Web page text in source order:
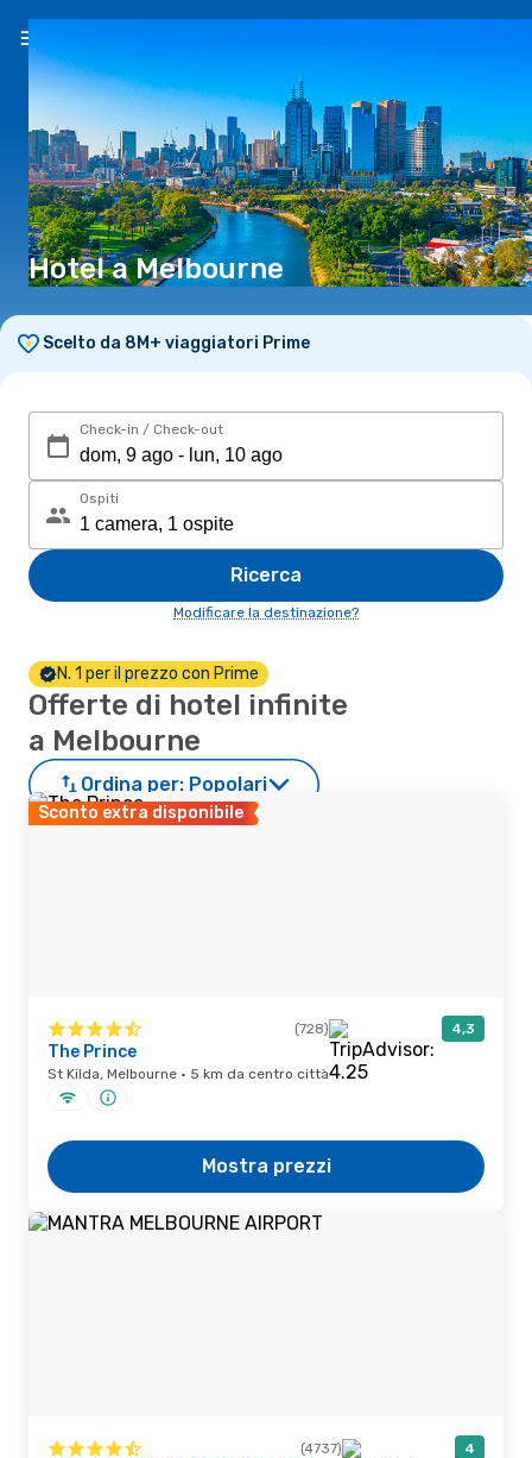
Hotel a Melbourne
Scelto da 8M+ viaggiatori Prime
Check-in / Check-out
Ospiti
Ricerca
Modificare la destinazione?
N. 1 per il prezzo con Prime
Offerte di hotel infinite
a Melbourne
Ordina per: Popolari
Sconto extra disponibile
(728) 4,3
The Prince
St Kilda, Melbourne · 5 km da centro città
Mostra prezzi
(4737) 4